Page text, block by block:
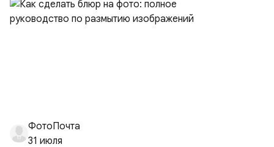
ФотоПочта
31 июля